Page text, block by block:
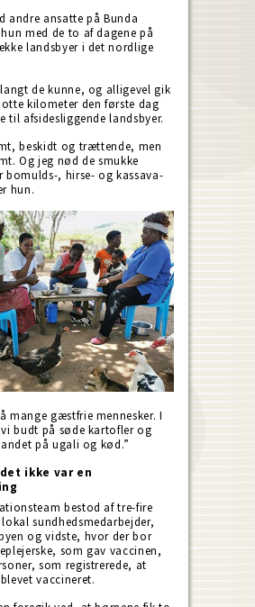
andre ansatte på Bunda
med de to af dagene på
landsbyer i det nordlige
de kunne, og alligevel gik
otte kilometer den første dag
til afsidesliggende landsbyer.
beskidt og trættende, men
Og jeg nød de smukke
bomulds-, hirse- og kassava-
hun.
mange gæstfrie mennesker. I
budt på søde kartofler og
på ugali og kød.”
ikke var en
bestod af tre-fire
sundhedsmedarbejder,
og vidste, hvor der bor
som gav vaccinen,
som registrerede, at
vaccineret.